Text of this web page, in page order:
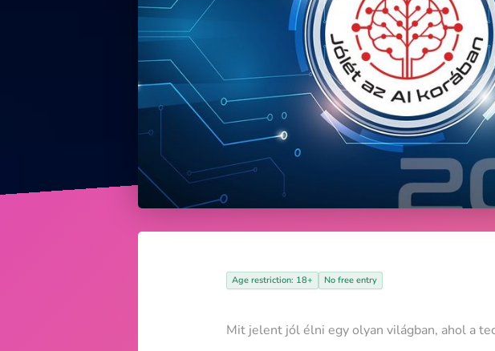
Age restriction: 18+ No free entry
Mit jelent jól élni egy olyan világban, ahol a